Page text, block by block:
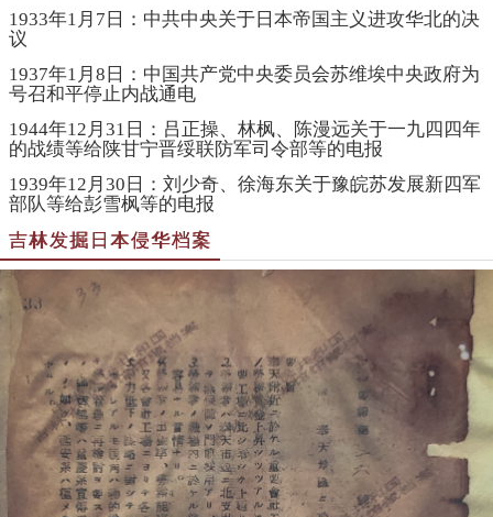
1933年1月7日：中共中央关于日本帝国主义进攻华北的决
议
1937年1月8日：中国共产党中央委员会苏维埃中央政府为
号召和平停止内战通电
1944年12月31日：吕正操、林枫、陈漫远关于一九四四年
的战绩等给陕甘宁晋绥联防军司令部等的电报
1939年12月30日：刘少奇、徐海东关于豫皖苏发展新四军
部队等给彭雪枫等的电报
吉林发掘日本侵华档案